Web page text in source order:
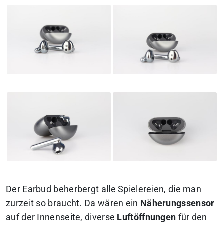
Der Earbud beherbergt alle Spielereien, die man
zurzeit so braucht. Da wären ein Näherungssensor
auf der Innenseite, diverse Luftöffnungen für den